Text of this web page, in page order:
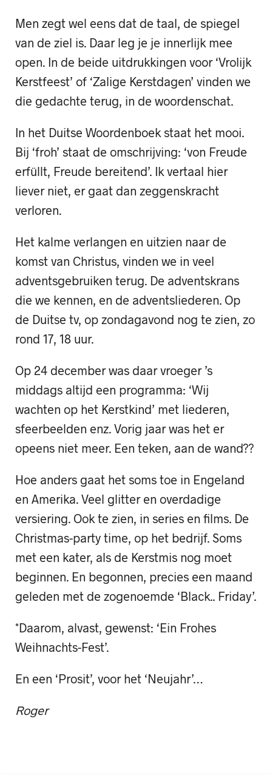
Men zegt wel eens dat de taal, de spiegel
van de ziel is. Daar leg je je innerlijk mee
open. In de beide uitdrukkingen voor ‘Vrolijk
Kerstfeest’ of ‘Zalige Kerstdagen’ vinden we
die gedachte terug, in de woordenschat.
In het Duitse Woordenboek staat het mooi.
Bij ‘froh’ staat de omschrijving: ‘von Freude
erfüllt, Freude bereitend’. Ik vertaal hier
liever niet, er gaat dan zeggenskracht
verloren.
Het kalme verlangen en uitzien naar de
komst van Christus, vinden we in veel
adventsgebruiken terug. De adventskrans
die we kennen, en de adventsliederen. Op
de Duitse tv, op zondagavond nog te zien, zo
rond 17, 18 uur.
Op 24 december was daar vroeger ’s
middags altijd een programma: ‘Wij
wachten op het Kerstkind’ met liederen,
sfeerbeelden enz. Vorig jaar was het er
opeens niet meer. Een teken, aan de wand??
Hoe anders gaat het soms toe in Engeland
en Amerika. Veel glitter en overdadige
versiering. Ook te zien, in series en films. De
Christmas-party time, op het bedrijf. Soms
met een kater, als de Kerstmis nog moet
beginnen. En begonnen, precies een maand
geleden met de zogenoemde ‘Black.. Friday’.
*Daarom, alvast, gewenst: ‘Ein Frohes
Weihnachts-Fest’.
En een ‘Prosit’, voor het ‘Neujahr’…
Roger